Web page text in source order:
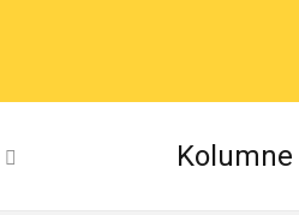
Kolumne